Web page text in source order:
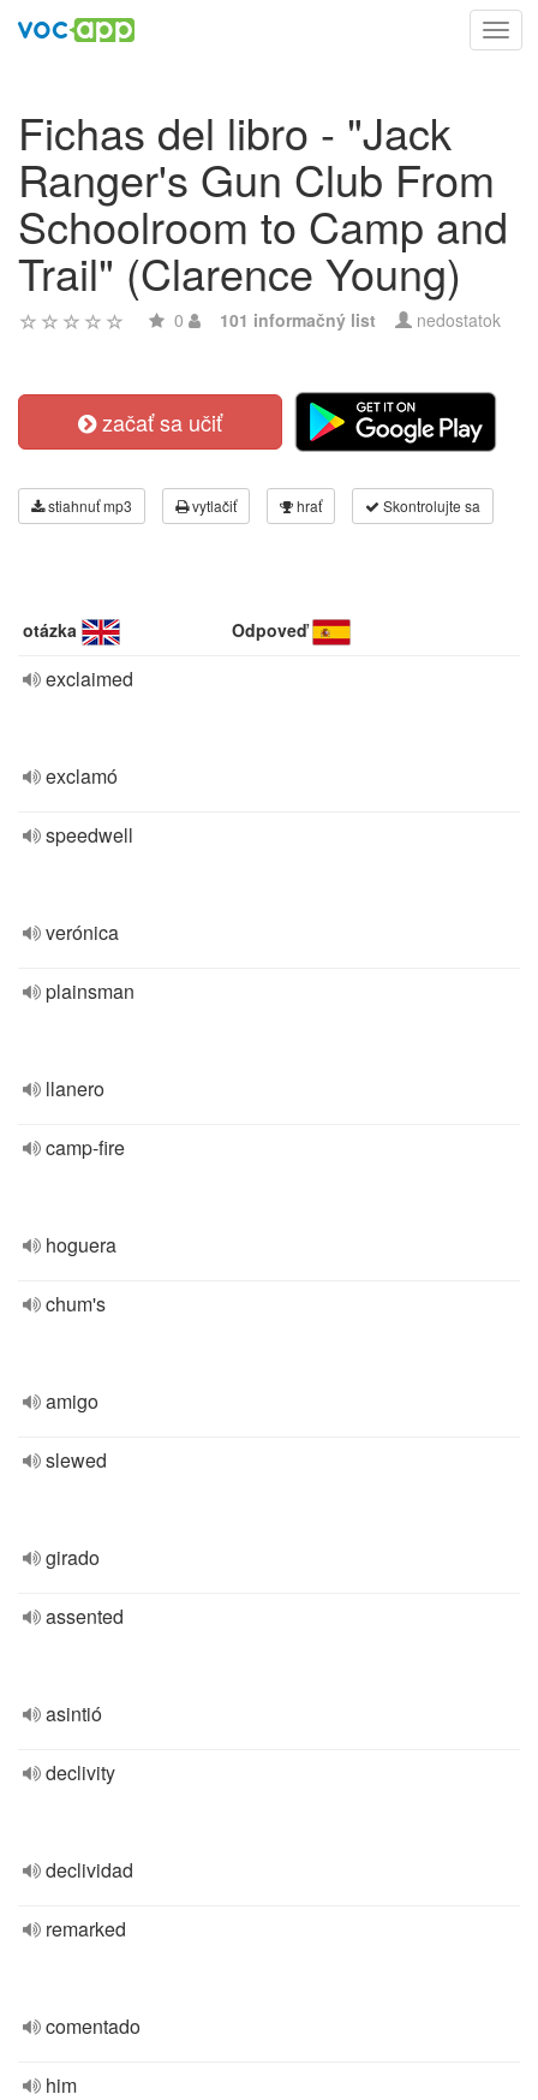
Fichas del libro - "Jack
Ranger's Gun Club From
Schoolroom to Camp and
Trail" (Clarence Young)
0 101 informačný list nedostatok
začať sa učiť
stiahnuť mp3 vytlačiť hrať Skontrolujte sa
otázka Odpoveď
exclaimed
exclamó
speedwell
verónica
plainsman
llanero
camp-fire
hoguera
chum's
amigo
slewed
girado
assented
asintió
declivity
declividad
remarked
comentado
him